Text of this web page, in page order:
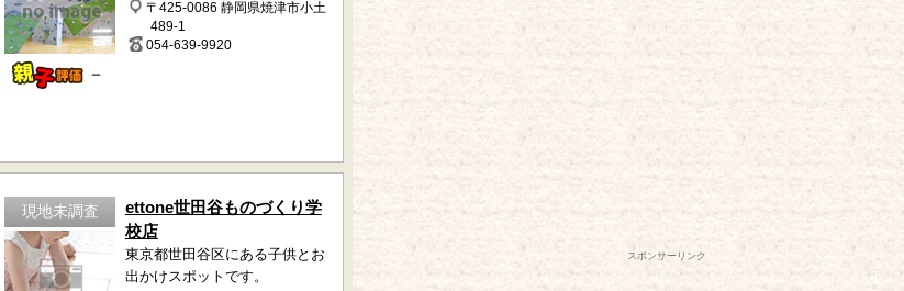
－
〒425-0086 静岡県焼津市小土
489-1
054-639-9920
現地未調査
ettone世田谷ものづくり学
校店
東京都世田谷区にある子供とお
出かけスポットです。
スポンサーリンク